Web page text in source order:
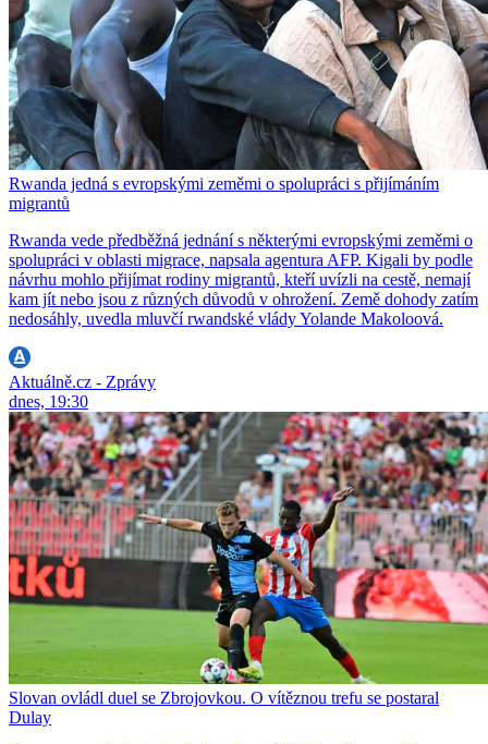
Rwanda jedná s evropskými zeměmi o spolupráci s přijímáním
migrantů
Rwanda vede předběžná jednání s některými evropskými zeměmi o
spolupráci v oblasti migrace, napsala agentura AFP. Kigali by podle
návrhu mohlo přijímat rodiny migrantů, kteří uvízli na cestě, nemají
kam jít nebo jsou z různých důvodů v ohrožení. Země dohody zatím
nedosáhly, uvedla mluvčí rwandské vlády Yolande Makoloová.
Aktuálně.cz - Zprávy
dnes, 19:30
Slovan ovládl duel se Zbrojovkou. O vítěznou trefu se postaral
Dulay